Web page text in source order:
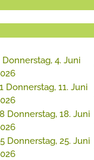
Donnerstag, 4. Juni
Donnerstag, 11. Juni
Donnerstag, 18. Juni
Donnerstag, 25. Juni